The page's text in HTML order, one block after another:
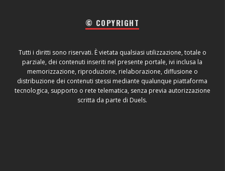
© COPYRIGHT
Tutti i diritti sono riservati. È vietata qualsiasi utilizzazione, totale o
parziale, dei contenuti inseriti nel presente portale, ivi inclusa la
memorizzazione, riproduzione, rielaborazione, diffusione o
distribuzione dei contenuti stessi mediante qualunque piattaforma
tecnologica, supporto o rete telematica, senza previa autorizzazione
scritta da parte di Duels.